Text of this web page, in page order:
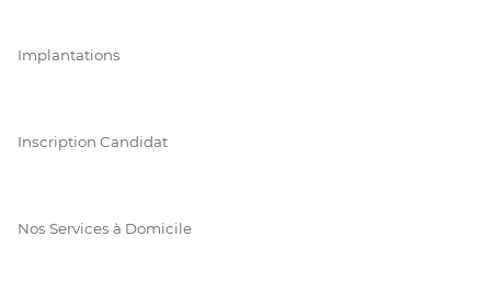
Implantations
Inscription Candidat
Nos Services à Domicile